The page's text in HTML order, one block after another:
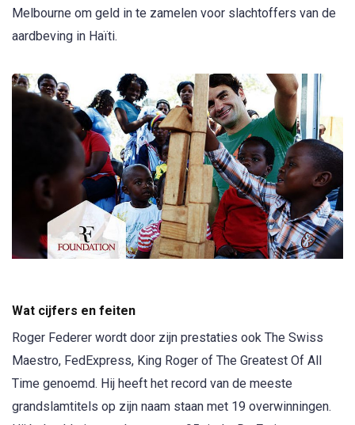
Melbourne om geld in te zamelen voor slachtoffers van de
aardbeving in Haïti.
Wat cijfers en feiten
Roger Federer wordt door zijn prestaties ook The Swiss
Maestro, FedExpress, King Roger of The Greatest Of All
Time genoemd. Hij heeft het record van de meeste
grandslamtitels op zijn naam staan met 19 overwinningen.